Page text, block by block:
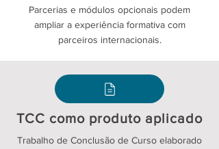
Parcerias e módulos opcionais podem
ampliar a experiência formativa com
parceiros internacionais.
TCC como produto aplicado
Trabalho de Conclusão de Curso elaborado